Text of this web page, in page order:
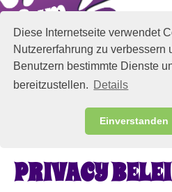
Diese Internetseite verwendet
Nutzererfahrung zu verbessern
Benutzern bestimmte Dienste
bereitzustellen. Details
Einverstanden
PRIVACY